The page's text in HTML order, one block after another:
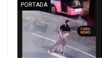
PORTADA